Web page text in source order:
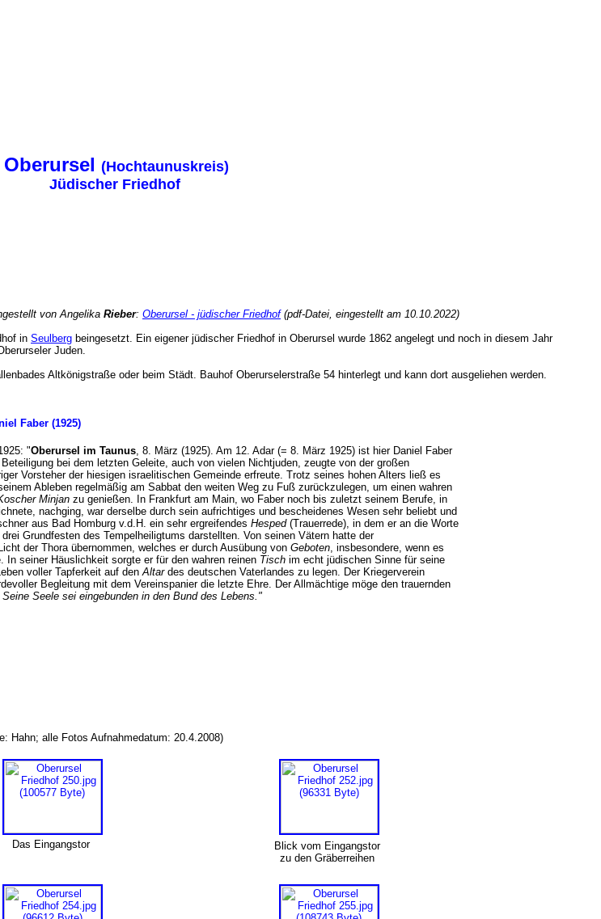
Oberursel (Hochtaunuskreis)
Jüdischer Friedhof
von Angelika Rieber: Oberursel - jüdischer Friedhof(pdf-Datei, eingestellt am 10.10.2022)
in Seulberg beingesetzt. Ein eigener jüdischer Friedhof in Oberursel wurde 1862 angelegt und noch in diesem Jahr
Juden.
Altkönigstraße oder beim Städt. Bauhof Oberurselerstraße 54 hinterlegt und kann dort ausgeliehen werden.
Faber (1925)
"Oberursel im Taunus, 8. März (1925). Am 12. Adar (= 8. März 1925) ist hier Daniel Faber
bei dem letzten Geleite, auch von vielen Nichtjuden, zeugte von der großen
Vorsteher der hiesigen israelitischen Gemeinde erfreute. Trotz seines hohen Alters ließ es
Ableben regelmäßig am Sabbat den weiten Weg zu Fuß zurückzulegen, um einen wahren
Minjan zu genießen. In Frankfurt am Main, wo Faber noch bis zuletzt seinem Berufe, in
nachging, war derselbe durch sein aufrichtiges und bescheidenes Wesen sehr beliebt und
aus Bad Homburg v.d.H. ein sehr ergreifendes Hesped(Trauerrede), in dem er an die Worte
Grundfesten des Tempelheiligtums darstellten. Von seinen Vätern hatte der
der Thora übernommen, welches er durch Ausübung von Geboten, insbesondere, wenn es
seiner Häuslichkeit sorgte er für den wahren reinen Tisch im echt jüdischen Sinne für seine
voller Tapferkeit auf denAltardes deutschen Vaterlandes zu legen. Der Kriegerverein
Begleitung mit dem Vereinspanier die letzte Ehre. Der Allmächtige möge den trauernden
Seine Seele sei eingebunden in den Bund des Lebens."
Hahn; alle Fotos Aufnahmedatum: 20.4.2008)
Das Eingangstor
Blick vom Eingangstor
zu den Gräberreihen